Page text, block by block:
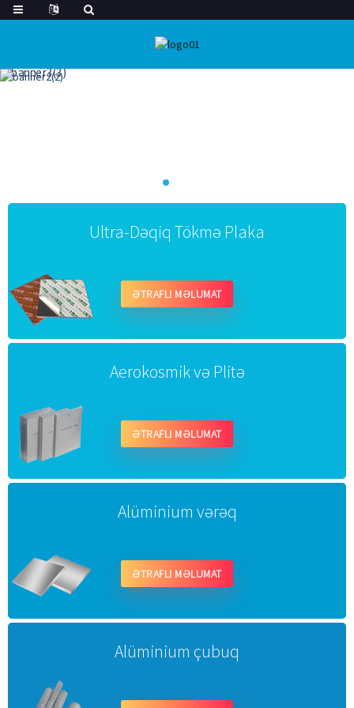
Ultra-Dəqiq Tökmə Plaka
ƏTRAFLI MƏLUMAT
Aerokosmik və Plitə
ƏTRAFLI MƏLUMAT
Alüminium vərəq
ƏTRAFLI MƏLUMAT
Alüminium çubuq